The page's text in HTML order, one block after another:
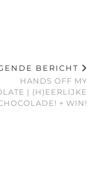
BERICHT
HANDS OFF MY
| (H)EERLIJKE
+ WIN!